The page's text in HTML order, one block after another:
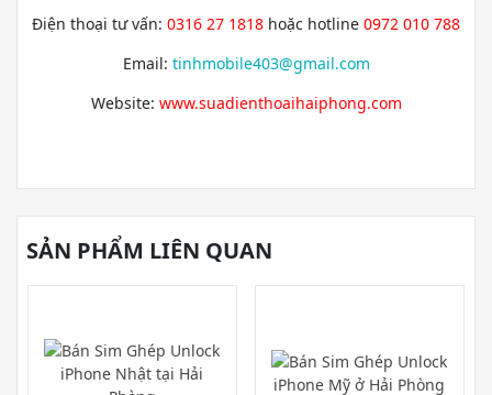
Điện thoại tư vấn: 0316 27 1818 hoặc hotline 0972 010 788
Email: tinhmobile403@gmail.com
Website: www.suadienthoaihaiphong.com
SẢN PHẨM LIÊN QUAN